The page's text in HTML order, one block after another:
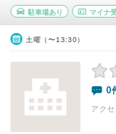
駐車場あり マイナ
土曜（〜13:30）
0
アク